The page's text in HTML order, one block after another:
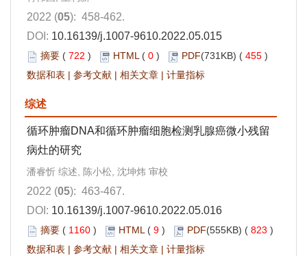
2022 (05): 458-462.
DOI: 10.16139/j.1007-9610.2022.05.015
摘要 ( 722 ) HTML( 0 ) PDF(731KB) ( 455 )
数据和表 | 参考文献 | 相关文章 | 计量指标
综述
循环肿瘤DNA和循环肿瘤细胞检测乳腺癌微小残留
病灶的研究
潘睿忻 综述, 陈小松, 沈坤炜 审校
2022 (05): 463-467.
DOI: 10.16139/j.1007-9610.2022.05.016
摘要 ( 1160 ) HTML( 9 ) PDF(555KB) ( 823 )
数据和表 | 参考文献 | 相关文章 | 计量指标